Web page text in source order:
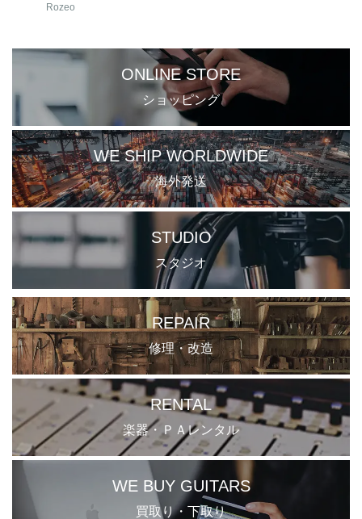
Rozeo
ONLINE STORE
ショッピング
WE SHIP WORLDWIDE
海外発送
STUDIO
スタジオ
REPAIR
修理・改造
RENTAL
楽器・ＰＡレンタル
WE BUY GUITARS
買取り・下取り